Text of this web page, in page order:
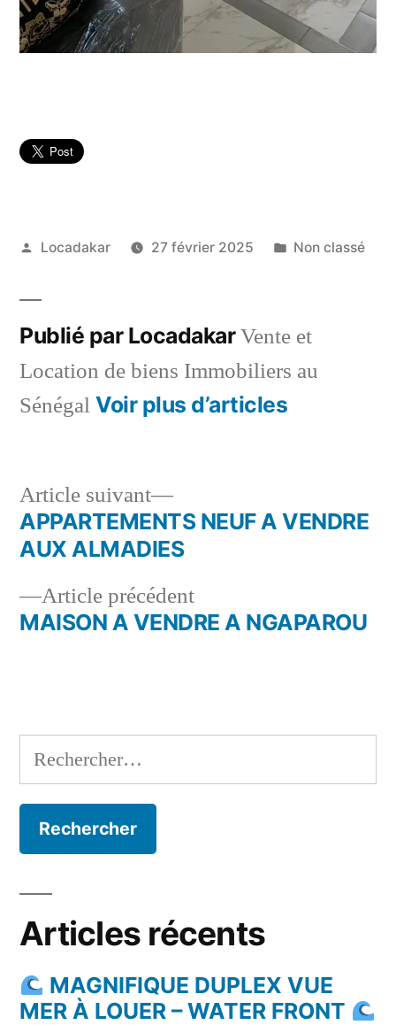
Publié
Locadakar 27 février 2025
Publié
Non classé
Publié par LocadakarVente et
Location de biens Immobiliers au
Sénégal Voir plus d’articles
Navigation
l’article
Article précédentArticle
précédent :
MAISON A VENDRE A NGAPAROU
Article suivant
Article
suivant :
APPARTEMENTS NEUF A VENDRE
AUX ALMADIES
Rechercher :
Articles récents
MAGNIFIQUE DUPLEX VUE
MER À LOUER – WATER FRONT